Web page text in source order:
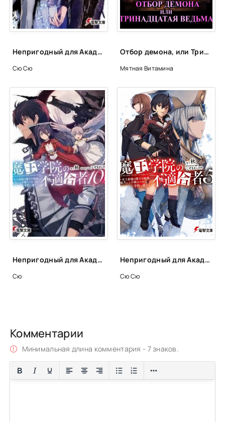
Непригодный для Академии Владыки Демонов. Том 9 - Сю
Сю Сю
Отбор демона, или Тринадцатая ведьма - Витамина Мятная
Мятная Витамина
Непригодный для Академии Владыки Демонов. Том 10.1 - Сю
Сю
Непригодный для Академии Владыки Демонов 5 - Сю
Сю Сю
Комментарии
Минимальная длина комментария - 7 знаков.